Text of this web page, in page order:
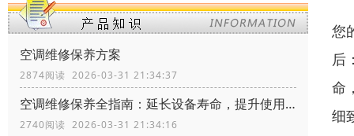
空调维修保养方案
2874阅读 2026-03-31 21:34:37
空调维修保养全指南：延长设备寿命，提升使用体验
2740阅读 2026-03-31 21:34:16
您
后
命
细